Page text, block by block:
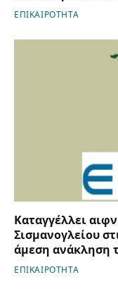
ΕΠΙΚΑΙΡΟΤΗΤΑ
Καταγγέλλει
Σισμανογλείου
άμεση ανάκληση
ΕΠΙΚΑΙΡΟΤΗΤΑ